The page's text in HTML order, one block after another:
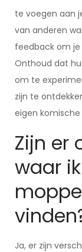
te voegen aan
van anderen
feedback om
Onthoud dat
om te
zijn te
eigen
Zijn er
waar
Ja, er zijn